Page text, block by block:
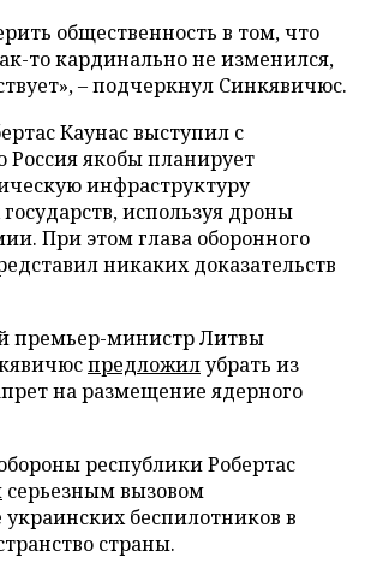
общественность в том, что
то кардинально не изменился,
– подчеркнул Синкявичюс.
Каунас выступил с
Россия якобы планирует
инфраструктуру
используя дроны
При этом глава оборонного
никаких доказательств
премьер-министр Литвы
предложилубрать из
на размещение ядерного
республики Робертас
серьезным вызовом
беспилотников в
страны.